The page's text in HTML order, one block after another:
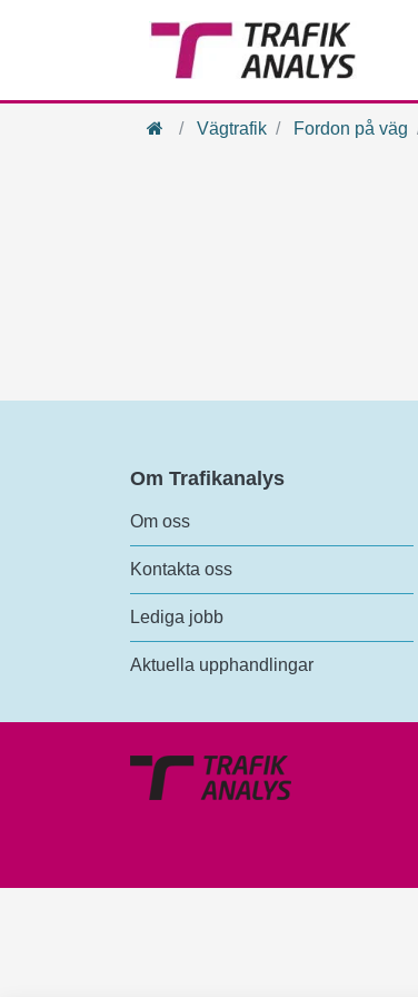
HemVägtrafik Fordon på väg
Om Trafikanalys
Om oss
Kontakta oss
Lediga jobb
Aktuella upphandlingar